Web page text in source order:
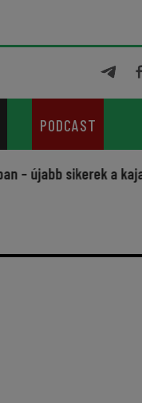
PODCAST
sikerek a kajak-